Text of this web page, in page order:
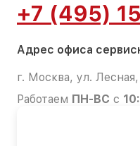
+7 (495)
Адрес офиса
г. Москва, ул.
Работаем ПН-ВС с